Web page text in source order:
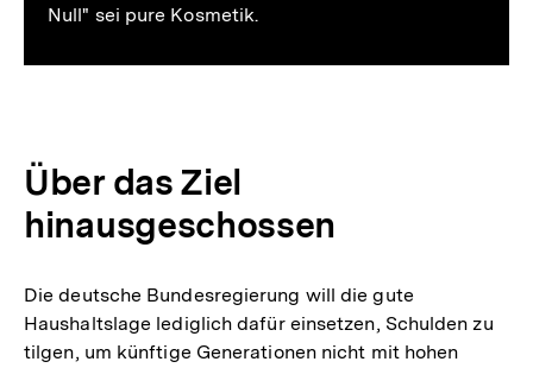
Null" sei pure Kosmetik.
Über das Ziel
hinausgeschossen
Die deutsche Bundesregierung will die gute
Haushaltslage lediglich dafür einsetzen, Schulden zu
tilgen, um künftige Generationen nicht mit hohen